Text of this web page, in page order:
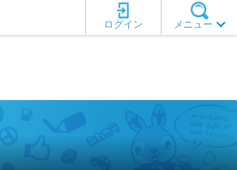
メニュー
ログイン